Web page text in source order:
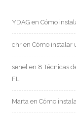
YDAG en Cómo
chr en Cómo instalar
senel en 8 Técnicas
FL
Marta en Cómo